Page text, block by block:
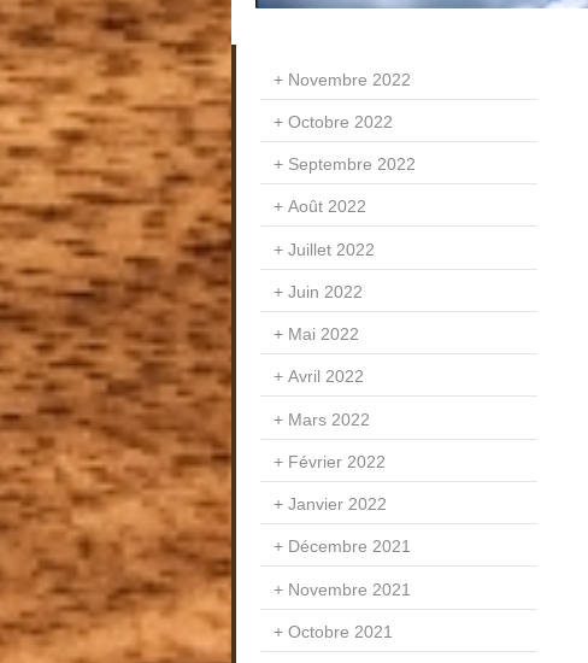
Novembre 2022
Octobre 2022
Septembre 2022
Août 2022
Juillet 2022
Juin 2022
Mai 2022
Avril 2022
Mars 2022
Février 2022
Janvier 2022
Décembre 2021
Novembre 2021
Octobre 2021